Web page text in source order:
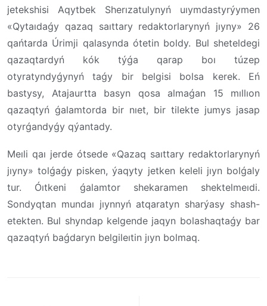
jetekshisi Aqytbek Sherızatulynyń uıymdastyrýymen
«Qytaıdaǵy qazaq saıttary redaktorlarynyń jıyny» 26
qańtarda Úrimji qalasynda ótetin boldy. Bul sheteldegi
qazaqtardyń kók týǵa qarap boı túzep
otyratyndyǵynyń taǵy bir belgisi bolsa kerek. Eń
bastysy, Atajaurtta basyn qosa almaǵan 15 mıllıon
qazaqtyń ǵalamtorda bir nıet, bir tilekte jumys jasap
otyrǵandyǵy qýantady.
Meıli qaı jerde ótsede «Qazaq saıttary redaktorlarynyń
jıyny» tolǵaǵy pisken, ýaqyty jetken keleli jıyn bolǵaly
tur. Óıtkeni ǵalamtor shekaramen shektelmeıdi.
Sondyqtan mundaı jıynnyń atqaratyn sharýasy shash-
etekten. Bul shyndap kelgende jaqyn bolashaqtaǵy bar
qazaqtyń baǵdaryn belgileıtin jıyn bolmaq.